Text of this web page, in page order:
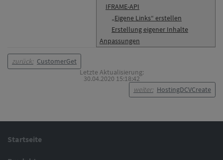
IFRAME-API
„Eigene Links“ erstellen
Erstellung eigener Inhalte
Anpassungen
zurück: CustomerGet
Letzte Aktualisierung:
30.04.2020 15:18:42
weiter: HostingDCVCreate
Startseite